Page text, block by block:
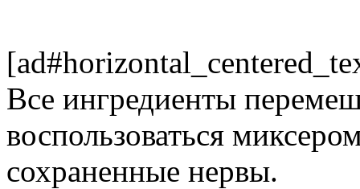
Все ингредиенты
воспользоваться
сохраненные нервы.